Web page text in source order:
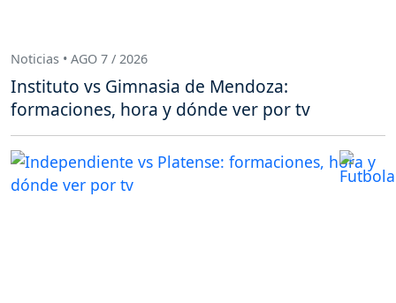
Noticias • AGO 7 / 2026
Instituto vs Gimnasia de Mendoza:
formaciones, hora y dónde ver por tv